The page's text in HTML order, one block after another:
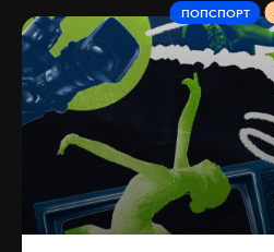
ПОПСПОРТ